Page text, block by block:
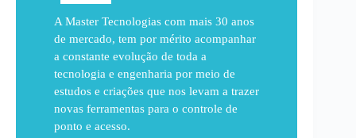
A Master Tecnologias com mais 30 anos
de mercado, tem por mérito acompanhar
a constante evolução de toda a
tecnologia e engenharia por meio de
estudos e criações que nos levam a trazer
novas ferramentas para o controle de
ponto e acesso.